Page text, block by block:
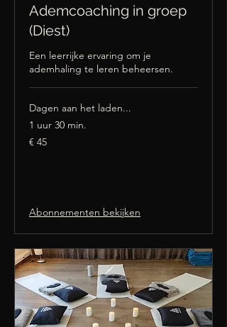
Ademcoaching in groep
(Diest)
Een leerrijke ervaring om je
ademhaling te leren beheersen.
Dagen aan het laden...
1 uur 30 min.
45
euro
€ 45
Abonnementen bekijken